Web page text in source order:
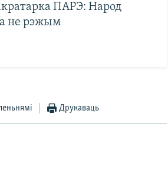
ПАРЭ: Народ
не рэжым
Друкаваць